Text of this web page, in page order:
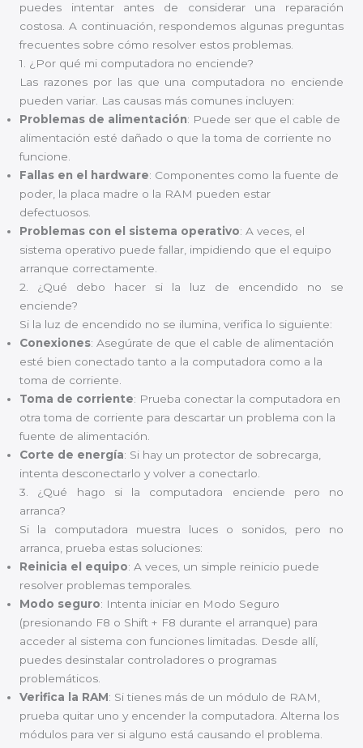
puedes intentar antes de considerar una reparación
costosa. A continuación, respondemos algunas preguntas
frecuentes sobre cómo resolver estos problemas.
1. ¿Por qué mi computadora no enciende?
Las razones por las que una computadora no enciende
pueden variar. Las causas más comunes incluyen:
Problemas de alimentación: Puede ser que el cable de
alimentación esté dañado o que la toma de corriente no
funcione.
Fallas en el hardware: Componentes como la fuente de
poder, la placa madre o la RAM pueden estar
defectuosos.
Problemas con el sistema operativo: A veces, el
sistema operativo puede fallar, impidiendo que el equipo
arranque correctamente.
2. ¿Qué debo hacer si la luz de encendido no se
enciende?
Si la luz de encendido no se ilumina, verifica lo siguiente:
Conexiones: Asegúrate de que el cable de alimentación
esté bien conectado tanto a la computadora como a la
toma de corriente.
Toma de corriente: Prueba conectar la computadora en
otra toma de corriente para descartar un problema con la
fuente de alimentación.
Corte de energía: Si hay un protector de sobrecarga,
intenta desconectarlo y volver a conectarlo.
3. ¿Qué hago si la computadora enciende pero no
arranca?
Si la computadora muestra luces o sonidos, pero no
arranca, prueba estas soluciones:
Reinicia el equipo: A veces, un simple reinicio puede
resolver problemas temporales.
Modo seguro: Intenta iniciar en Modo Seguro
(presionando F8 o Shift + F8 durante el arranque) para
acceder al sistema con funciones limitadas. Desde allí,
puedes desinstalar controladores o programas
problemáticos.
Verifica la RAM: Si tienes más de un módulo de RAM,
prueba quitar uno y encender la computadora. Alterna los
módulos para ver si alguno está causando el problema.